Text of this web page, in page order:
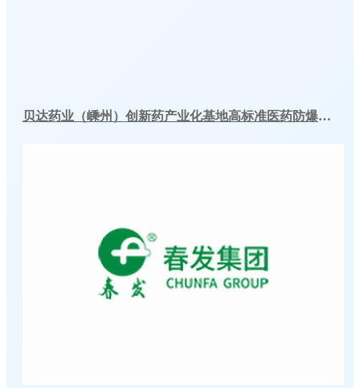
贝达药业（嵊州）创新药产业化基地高标准医药防爆冷库建造工程案例